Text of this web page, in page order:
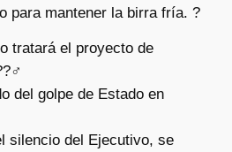
para mantener la birra fría. ?
tratará el proyecto de
del golpe de Estado en
silencio del Ejecutivo, se